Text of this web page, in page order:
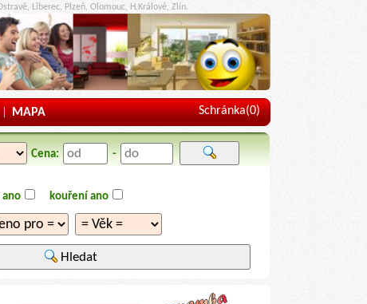
Liberec, Plzeň, Olomouc, H.Králové, Zlín.
| MAPA Schránka(0)
Cena: -
ano kouření ano
Hledat